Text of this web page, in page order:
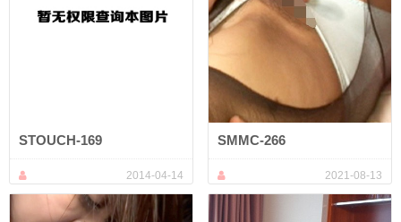
STOUCH-169
2014-04-14
SMMC-266
2021-08-13